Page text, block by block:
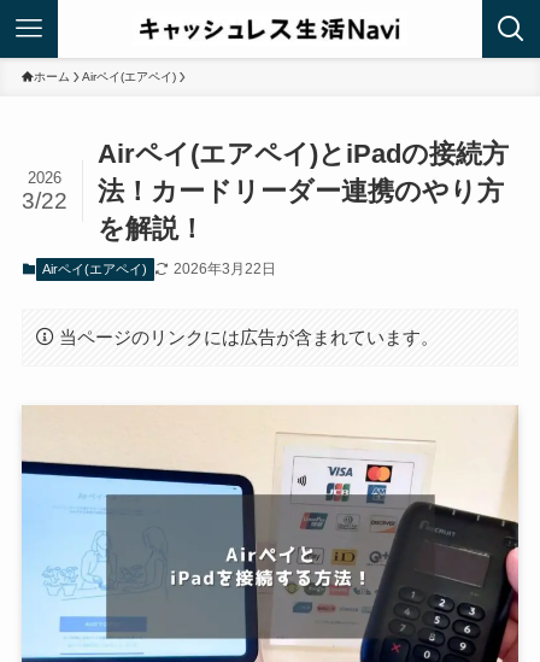
ホーム Airペイ(エアペイ)
Airペイ(エアペイ)とiPadの接続方
法！カードリーダー連携のやり方
を解説！
2026
3/22
Airペイ(エアペイ) 2026年3月22日
当ページのリンクには広告が含まれています。